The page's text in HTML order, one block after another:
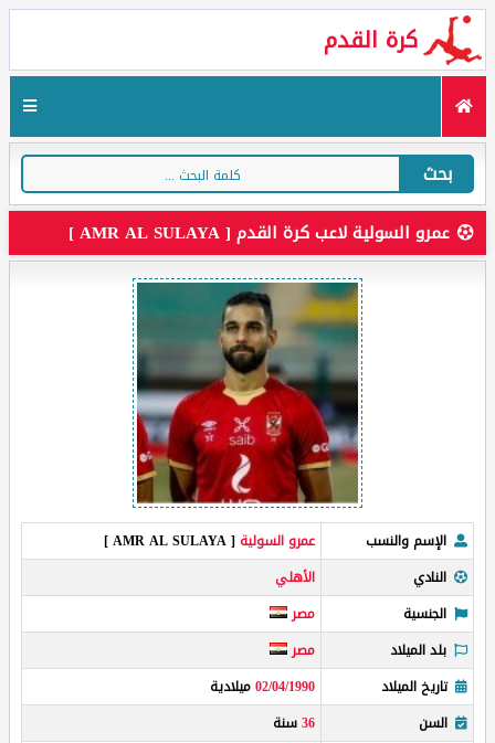
كرة القدم
بحث
عمرو السولية لاعب كرة القدم [ AMR AL SULAYA ]
الإسم والنسب عمرو السولية [ AMR AL SULAYA ]
النادي
الأهلي
الجنسية
مصر
بلد الميلاد
مصر
تاريخ الميلاد
02/04/1990ميلادية
السن
36سنة